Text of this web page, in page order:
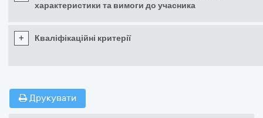
характеристики та вимоги до учасника
+ Кваліфікаційні критерії
Друкувати